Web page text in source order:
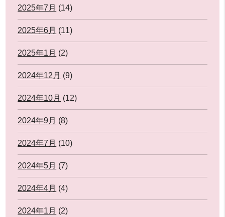
2025年7月 (14)
2025年6月 (11)
2025年1月 (2)
2024年12月 (9)
2024年10月 (12)
2024年9月 (8)
2024年7月 (10)
2024年5月 (7)
2024年4月 (4)
2024年1月 (2)